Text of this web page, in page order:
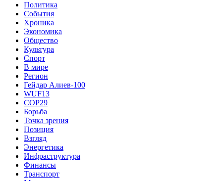
Политика
События
Хроника
Экономика
Общество
Культура
Спорт
В мире
Регион
Гейдар Алиев-100
WUF13
COP29
Борьба
Точка зрения
Позиция
Взгляд
Энергетика
Инфраструктура
Финансы
Транспорт